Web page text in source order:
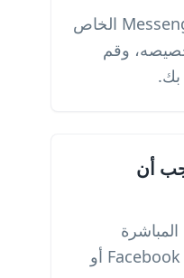
أدخل رابط محادثة Messenger الخاص
وقم
أن
الخاص بـ Facebook Messenger أو